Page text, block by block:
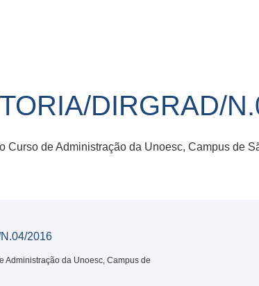
DIRGRAD/
Curso de Administração da Unoesc, Campus de
2016
Administração da Unoesc, Campus de